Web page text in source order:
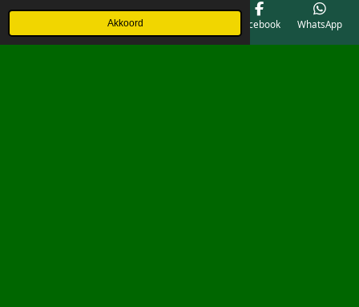
Akkoord
Telefoonnummer Facebook WhatsApp